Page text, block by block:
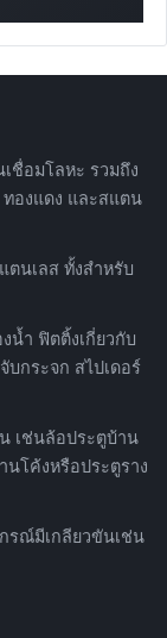
ชื่อมโลหะ รวมถึง
ทองแดง และสแตน
ตนเลส ทั้งสำหรับ
น้ำ ฟิตติ้งเกี่ยวกับ
กระจก สไปเดอร์
เช่นล้อประตูบ้าน
โค้งหรือประตูราง
รณ์มีเกลียวขันเช่น